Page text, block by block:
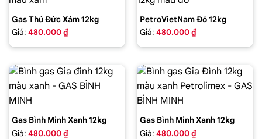
Gas Thủ Đức Xám 12kg
Giá: 480.000 ₫
PetroVietNam Đỏ 12kg
Giá: 480.000 ₫
Gas Bình Minh Xanh 12kg
Giá: 480.000 ₫
Gas Bình Minh Xanh 12kg
Giá: 480.000 ₫